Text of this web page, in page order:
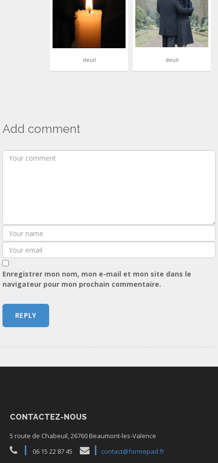
deuil
deuil
Add comment
Enregistrer mon nom, mon e-mail et mon site dans le
navigateur pour mon prochain commentaire.
CONTACTEZ-NOUS
5 route de Chabeuil, 26760 Beaumont-les-Valence
06 15 22 87 45
contact@formepad.fr